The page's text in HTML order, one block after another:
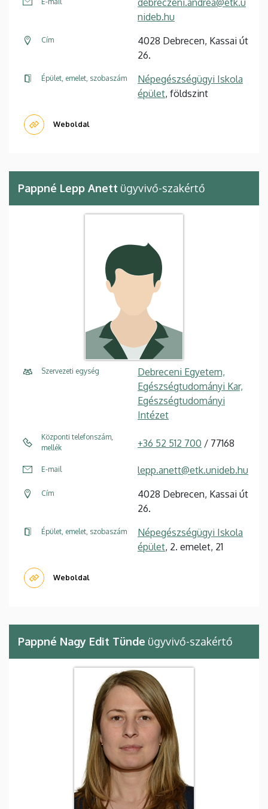
debreczeni.andrea@etk.u
nideb.hu
Cím
4028 Debrecen, Kassai út
26.
Épület, emelet, szobaszám
Népegészségügyi Iskola
épület, földszint
Weboldal
Pappné Lepp Anett ügyvivő-szakértő
Szervezeti egység
Debreceni Egyetem,
Egészségtudományi Kar,
Egészségtudományi
Intézet
Központi telefonszám,
mellék
+36 52 512 700 / 77168
E-mail lepp.anett@etk.unideb.hu
Cím
4028 Debrecen, Kassai út
26.
Épület, emelet, szobaszám
Népegészségügyi Iskola
épület, 2. emelet, 21
Weboldal
Pappné Nagy Edit Tünde ügyvivő-szakértő